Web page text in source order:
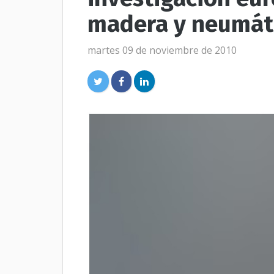
madera y
martes 09 de noviembre de 2010